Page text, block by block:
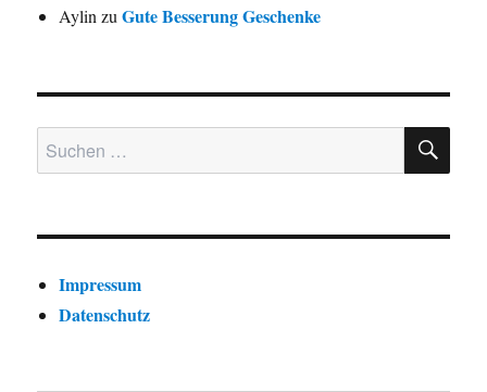
Aylin zuGute Besserung Geschenke
Suchen nach:
Impressum
Datenschutz